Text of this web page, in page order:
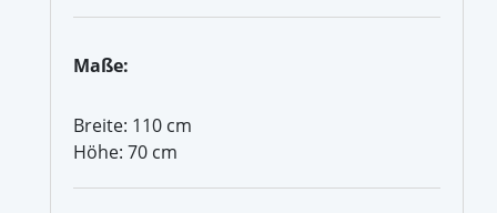
Maße:
Breite: 110 cm
Höhe: 70 cm